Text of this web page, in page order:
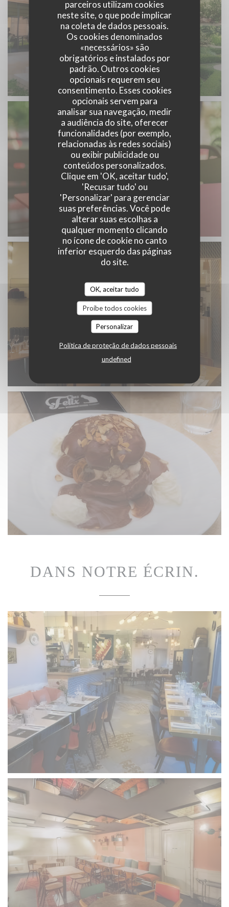
parceiros utilizam cookies
neste site, o que pode implicar
na coleta de dados pessoais.
Os cookies denominados
«necessários» são
obrigatórios e instalados por
padrão. Outros cookies
opcionais requerem seu
consentimento. Esses cookies
opcionais servem para
analisar sua navegação, medir
a audiência do site, oferecer
funcionalidades (por exemplo,
relacionadas às redes sociais)
ou exibir publicidade ou
conteúdos personalizados.
Clique em 'OK, aceitar tudo',
'Recusar tudo' ou
'Personalizar' para gerenciar
suas preferências. Você pode
alterar suas escolhas a
qualquer momento clicando
no ícone de cookie no canto
inferior esquerdo das páginas
do site.
OK, aceitar tudo
Proíbe todos cookies
Personalizar
Política de proteção de dados pessoais
undefined
DANS NOTRE ÉCRIN.